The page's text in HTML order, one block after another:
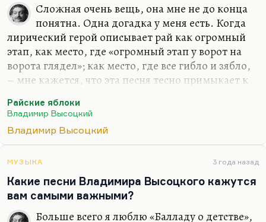
Сложная очень вещь, она мне не до конца
понятна. Одна догадка у меня есть. Когда
лирический герой описывает рай как огромный
этап, как место, где «огромный этап у ворот на
ворота глядел»; как место, где все гибло и зябло,
– мне кажется, что эта песня тесно примыкает к
думаю, это и деградация идеального образа
родины, и идеального образа рая. И догадка о
том, что рай, который ему обещали, его
не будет просто места. Такое у меня есть
ощущение. Это какое-то окончательное
выпадение из бинарной парадигмы, из советской
парадигмы. Во всяком случае, это ощущение, что
Райские яблоки
Владимир Высоцкий
Владимир Высоцкий
МУЗЫКА 3 года назад
Какие песни Владимира Высоцкого кажутся
вам самыми важными?
Больше всего я люблю «Балладу о детстве»,